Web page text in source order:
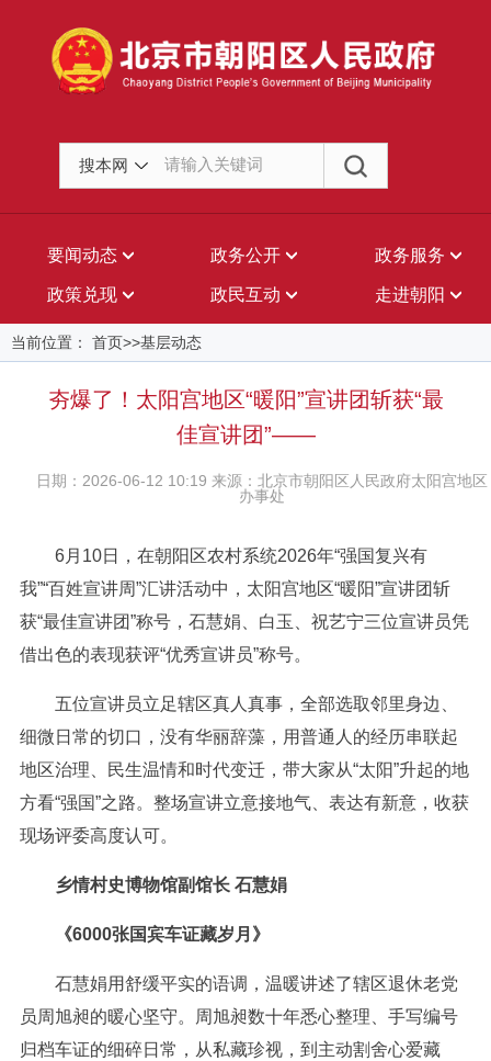
搜本网
要闻动态 政务公开 政务服务
政策兑现 政民互动 走进朝阳
当前位置： 首页>>基层动态
夯爆了！太阳宫地区“暖阳”宣讲团斩获“最
佳宣讲团”——
日期：2026-06-12 10:19 来源：北京市朝阳区人民政府太阳宫地区
办事处
6月10日，在朝阳区农村系统2026年“强国复兴有
我”“百姓宣讲周”汇讲活动中，太阳宫地区“暖阳”宣讲团斩
获“最佳宣讲团”称号，石慧娟、白玉、祝艺宁三位宣讲员凭
借出色的表现获评“优秀宣讲员”称号。
五位宣讲员立足辖区真人真事，全部选取邻里身边、
细微日常的切口，没有华丽辞藻，用普通人的经历串联起
地区治理、民生温情和时代变迁，带大家从“太阳”升起的地
方看“强国”之路。整场宣讲立意接地气、表达有新意，收获
现场评委高度认可。
乡情村史博物馆副馆长 石慧娟
《6000张国宾车证藏岁月》
石慧娟用舒缓平实的语调，温暖讲述了辖区退休老党
员周旭昶的暖心坚守。周旭昶数十年悉心整理、手写编号
归档车证的细碎日常，从私藏珍视，到主动割舍心爱藏